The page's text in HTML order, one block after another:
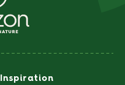
Inspiration